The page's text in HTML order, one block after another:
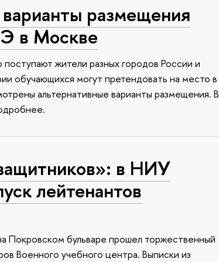
размещения
в Москве
жители разных городов России и
обучающихся могут претендовать на место в
альтернативные варианты размещения. В
в НИУ
лейтенантов
Покровском бульваре прошел торжественный
Военного учебного центра. Выписки из